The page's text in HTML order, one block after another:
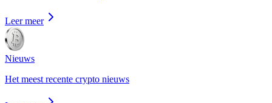
Leer meer
Nieuws
Het meest recente crypto nieuws